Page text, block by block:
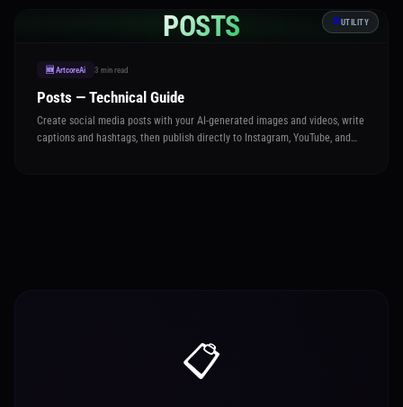
POSTS 🛠️UTILITY
🆕 ArtcoreAi 3 min read
Posts — Technical Guide
Create social media posts with your AI-generated images and videos, write
captions and hashtags, then publish directly to Instagram, YouTube, and
📋